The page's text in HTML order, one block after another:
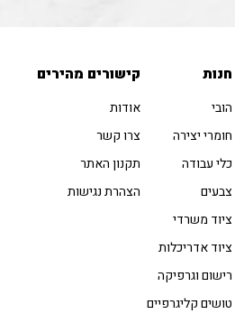
חנות
הובי
חומרי יצירה
כלי עבודה
צבעים
ציוד משרדי
ציוד אדריכלות
רישום וגרפיקה
טושים קליגרפיים
קישורים מהירים
אודות
צרו קשר
תקנון האתר
הצהרת נגישות